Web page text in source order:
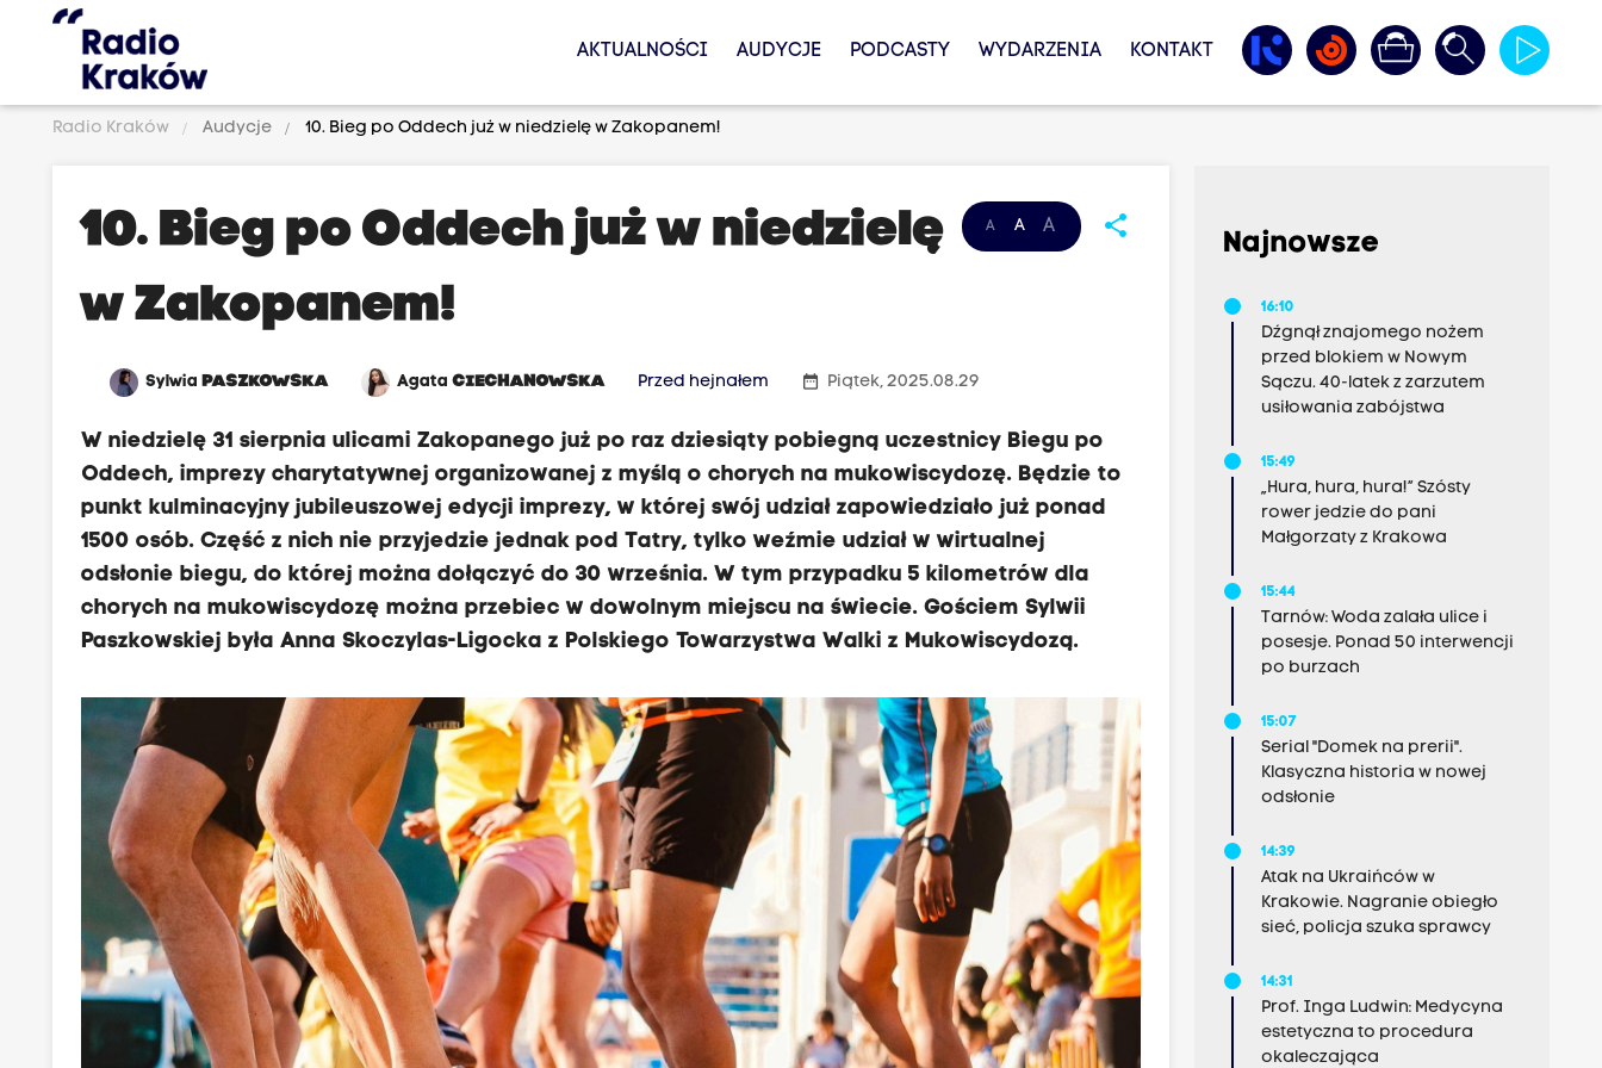
AKTUALNOŚCI AUDYCJE PODCASTY WYDARZENIA KONTAKT
Radio Kraków Audycje 10. Bieg po Oddech już w niedzielę w Zakopanem!
A A A share
10. Bieg po Oddech już w niedzielę
w Zakopanem!
SylwiaPASZKOWSKA AgataCIECHANOWSKA Przed hejnałem date_range Piątek, 2025.08.29
W niedzielę 31 sierpnia ulicami Zakopanego już po raz dziesiąty pobiegną uczestnicy Biegu po
Oddech, imprezy charytatywnej organizowanej z myślą o chorych na mukowiscydozę. Będzie to
punkt kulminacyjny jubileuszowej edycji imprezy, w której swój udział zapowiedziało już ponad
1500 osób. Część z nich nie przyjedzie jednak pod Tatry, tylko weźmie udział w wirtualnej
odsłonie biegu, do której można dołączyć do 30 września. W tym przypadku 5 kilometrów dla
chorych na mukowiscydozę można przebiec w dowolnym miejscu na świecie. Gościem Sylwii
Paszkowskiej była Anna Skoczylas-Ligocka z Polskiego Towarzystwa Walki z Mukowiscydozą.
Najnowsze
16:10
Dźgnął znajomego nożem
przed blokiem w Nowym
Sączu. 40-latek z zarzutem
usiłowania zabójstwa
15:49
„Hura, hura, hura!” Szósty
rower jedzie do pani
Małgorzaty z Krakowa
15:44
Tarnów: Woda zalała ulice i
posesje. Ponad 50 interwencji
po burzach
15:07
Serial "Domek na prerii".
Klasyczna historia w nowej
odsłonie
14:39
Atak na Ukraińców w
Krakowie. Nagranie obiegło
sieć, policja szuka sprawcy
14:31
Prof. Inga Ludwin: Medycyna
estetyczna to procedura
okaleczająca